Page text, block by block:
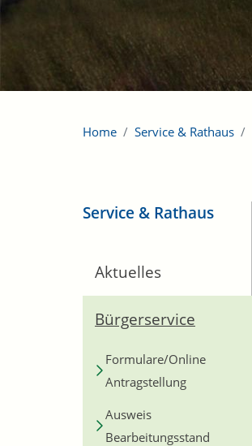
Home Service & Rathaus
Service & Rathaus
Aktuelles
Bürgerservice
Formulare/Online
Antragstellung
Ausweis
Bearbeitungsstand